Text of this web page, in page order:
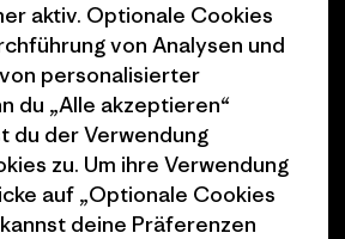
Industry program
Affiliate-Programm
Patagonia Schweiz
Seitenverzeichnis
aktiv. Optionale Cookies
von Analysen und
personalisierter
du „Alle akzeptieren“
du der Verwendung
zu. Um ihre Verwendung
auf „Optionale Cookies
deine Präferenzen